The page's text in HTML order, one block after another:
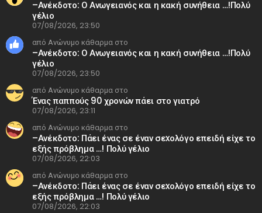
–Ανέκδοτο: Ο Ανωγειανός και η κακή συνήθεια …!Πολύ
γέλιο
07/08/2026, 23:50
από Ανώνυμο κάθαρμα στο
–Ανέκδοτο: Ο Ανωγειανός και η κακή συνήθεια …!Πολύ
γέλιο
07/08/2026, 23:50
από Ανώνυμο κάθαρμα στο
Ένας παππούς 90 χρονών πάει στο γιατρό
07/08/2026, 23:11
από Ανώνυμο κάθαρμα στο
–Ανέκδοτο: Πάει ένας σε έναν σεxολόγο επειδή είχε το
εξής πρόβλημα …! Πολύ γέλιο
07/08/2026, 22:03
από Ανώνυμο κάθαρμα στο
–Ανέκδοτο: Πάει ένας σε έναν σεxολόγο επειδή είχε το
εξής πρόβλημα …! Πολύ γέλιο
07/08/2026, 22:03